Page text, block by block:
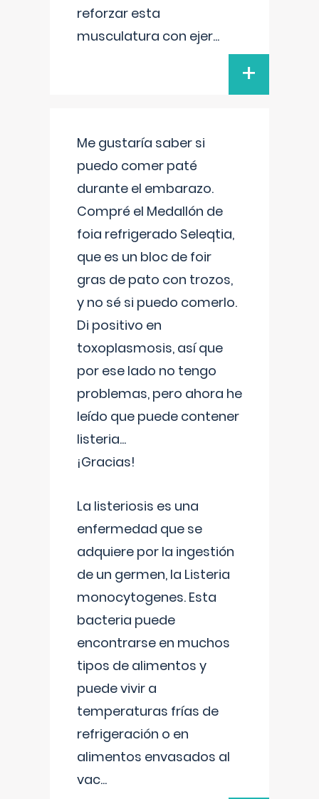
reforzar esta
musculatura con ejer...
+
Me gustaría saber si
puedo comer paté
durante el embarazo.
Compré el Medallón de
foia refrigerado Seleqtia,
que es un bloc de foir
gras de pato con trozos,
y no sé si puedo comerlo.
Di positivo en
toxoplasmosis, así que
por ese lado no tengo
problemas, pero ahora he
leído que puede contener
listeria...
¡Gracias!
La listeriosis es una
enfermedad que se
adquiere por la ingestión
de un germen, la Listeria
monocytogenes. Esta
bacteria puede
encontrarse en muchos
tipos de alimentos y
puede vivir a
temperaturas frías de
refrigeración o en
alimentos envasados al
vac...